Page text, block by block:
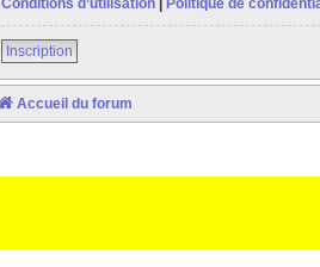
Conditions d’utilisation
Politique de
Inscription
Accueil du forum